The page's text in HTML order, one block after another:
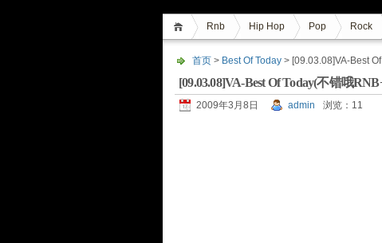
Rnb Hip Hop Pop Rock
首页 > Best Of Today > [09.03.08]VA-Best
[09.03.08]VA-Best Of Today(不错哦
2009年3月8日 admin 浏览：11